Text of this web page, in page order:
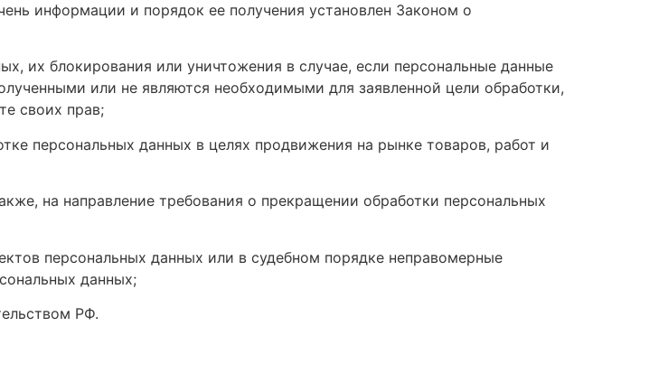
информации и порядок ее получения установлен Законом о
их блокирования или уничтожения в случае, если персональные данные
или не являются необходимыми для заявленной цели обработки,
своих прав;
персональных данных в целях продвижения на рынке товаров, работ и
на направление требования о прекращении обработки персональных
персональных данных или в судебном порядке неправомерные
данных;
РФ.